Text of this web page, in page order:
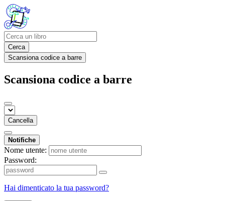
Cerca
Scansiona codice a barre
Scansiona codice a barre
Cancella
Notifiche
Nome utente:
Password:
Hai dimenticato la tua password?